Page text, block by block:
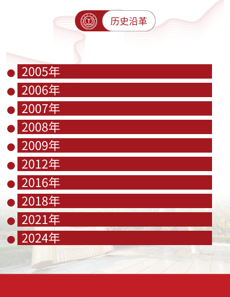
历史沿革
2005年
2006年
2007年
2008年
2009年
2012年
2016年
2018年
2021年
2024年